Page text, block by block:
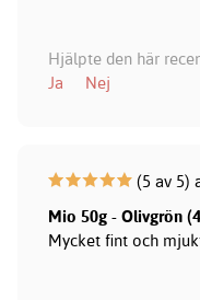
Hjälpte den här
Ja
Nej
(5 av 5)
Mio 50g - Olivgrön
Mycket fint och